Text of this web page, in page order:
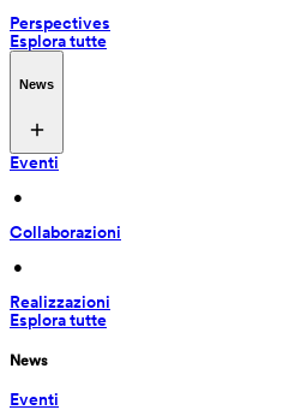
Perspectives
Esplora tutte
News
Eventi
•
Collaborazioni
•
Realizzazioni
Esplora tutte
News
Eventi